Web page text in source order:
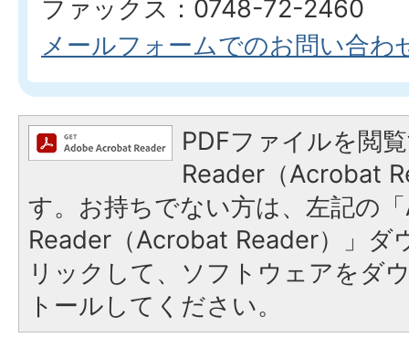
ファックス：0748-72-2460
メールフォームでのお問い合わ
PDFファイルを閲
Reader（Acrobat
す。お持ちでない方は、左記の
Reader（Acrobat Reader）」ダ
リックして、ソフトウェアをダ
トールしてください。